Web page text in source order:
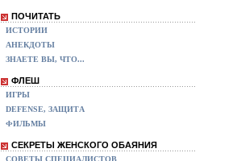
ПОЧИТАТЬ
ИСТОРИИ
АНЕКДОТЫ
ЗНАЕТЕ ВЫ, ЧТО...
ФЛЕШ
ИГРЫ
DEFENSE, ЗАЩИТА
ФИЛЬМЫ
СЕКРЕТЫ ЖЕНСКОГО ОБАЯНИЯ
СОВЕТЫ СПЕЦИАЛИСТОВ